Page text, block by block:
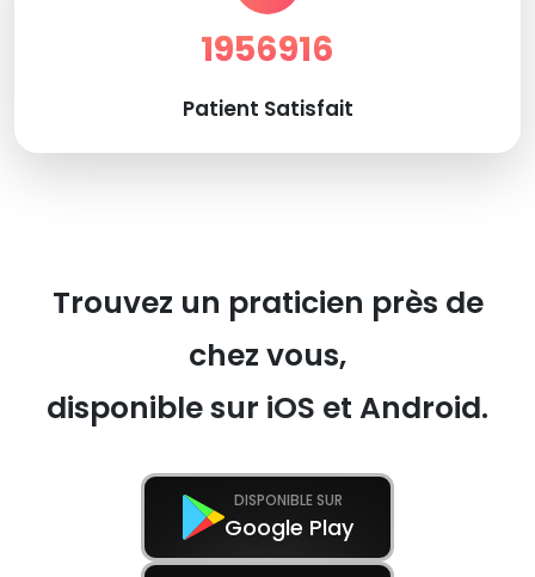
1956916
Patient Satisfait
Trouvez un praticien près de
chez vous,
disponible sur iOS et Android.
DISPONIBLE SUR
Google Play